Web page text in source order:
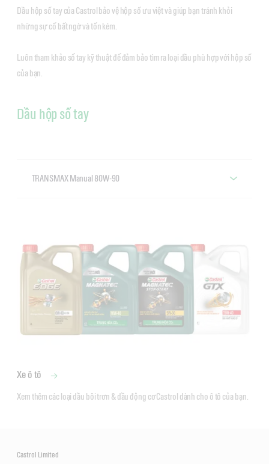
Dầu hộp số tay của Castrol bảo vệ hộp số ưu việt và giúp bạn tránh khỏi
những sự cố bất ngờ và tốn kém.
Luôn tham khảo sổ tay kỹ thuật để đảm bảo tìm ra loại dầu phù hợp với hộp số
của bạn.
Dầu hộp số tay
TRANSMAX Manual 80W-90
Xe ô tô
Xem thêm các loại dầu bôi trơn & dầu động cơ Castrol dành cho ô tô của bạn.
Castrol Limited